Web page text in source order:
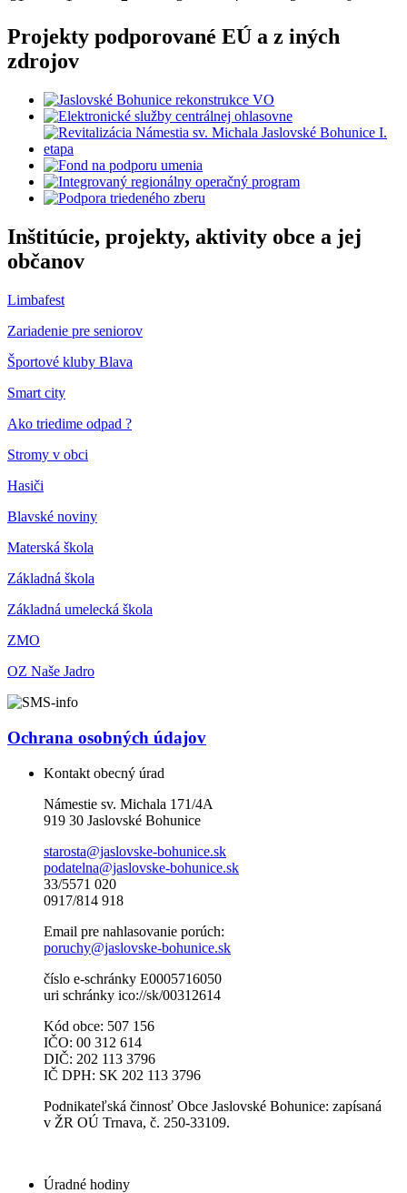
Projekty podporované EÚ a z iných
zdrojov
Inštitúcie, projekty, aktivity obce a jej
občanov
Limbafest
Zariadenie pre seniorov
Športové kluby Blava
Smart city
Ako triedime odpad ?
Stromy v obci
Hasiči
Blavské noviny
Materská škola
Základná škola
Základná umelecká škola
ZMO
OZ Naše Jadro
Ochrana osobných údajov
Kontakt obecný úrad
Námestie sv. Michala 171/4A
919 30 Jaslovské Bohunice
starosta@jaslovske-bohunice.sk
podatelna@jaslovske-bohunice.sk
33/5571 020
0917/814 918
Email pre nahlasovanie porúch:
poruchy@jaslovske-bohunice.sk
číslo e-schránky E0005716050
uri schránky ico://sk/00312614
Kód obce: 507 156
IČO: 00 312 614
DIČ: 202 113 3796
IČ DPH: SK 202 113 3796
Podnikateľská činnosť Obce Jaslovské Bohunice: zapísaná
v ŽR OÚ Trnava, č. 250-33109.
Úradné hodiny